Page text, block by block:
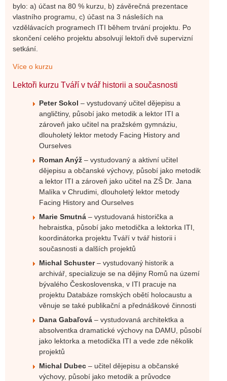
bylo: a) účast na 80 % kurzu, b) závěrečná prezentace
vlastního programu, c) účast na 3 násleších na
vzdělávacích programech ITI během trvání projektu. Po
skončení celého projektu absolvují lektoři dvě supervizní
setkání.
Více o kurzu
Lektoři kurzu Tváří v tvář historii a současnosti
Peter Sokol – vystudovaný učitel dějepisu a
angličtiny, působí jako metodik a lektor ITI a
zároveň jako učitel na pražském gymnáziu,
dlouholetý lektor metody Facing History and
Ourselves
Roman Anýž – vystudovaný a aktivní učitel
dějepisu a občanské výchovy, působí jako metodik
a lektor ITI a zároveň jako učitel na ZŠ Dr. Jana
Malíka v Chrudimi, dlouholetý lektor metody
Facing History and Ourselves
Marie Smutná – vystudovaná historička a
hebraistka, působí jako metodička a lektorka ITI,
koordinátorka projektu Tváří v tvář historii i
současnosti a dalších projektů
Michal Schuster– vystudovaný historik a
archivář, specializuje se na dějiny Romů na území
bývalého Československa, v ITI pracuje na
projektu Databáze romských obětí holocaustu a
věnuje se také publikační a přednáškové činnosti
Dana Gabaľová – vystudovaná architektka a
absolventka dramatické výchovy na DAMU, působí
jako lektorka a metodička ITI a vede zde několik
projektů
Michal Dubec – učitel dějepisu a občanské
výchovy, působí jako metodik a průvodce